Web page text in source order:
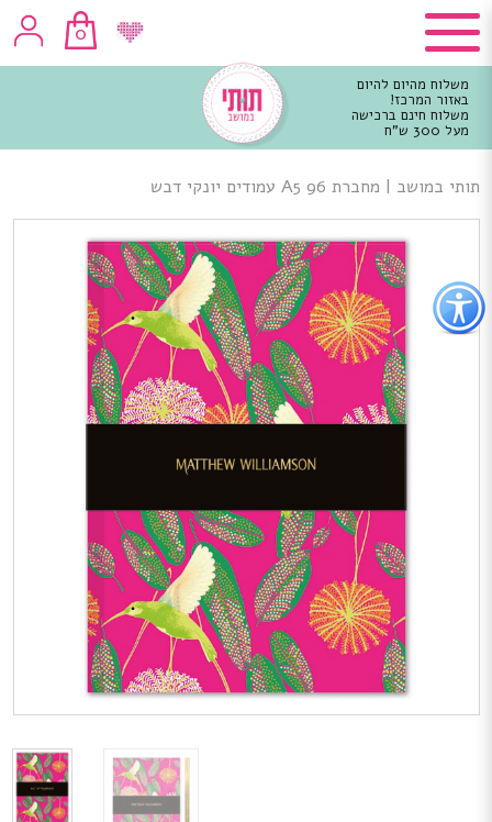
כפתור
לפתיחת
תפריט
נגישות
0
משלוח מהיום להיום
באזור המרכז!
משלוח חינם ברכישה
מעל 300 ש"ח
מרכזי
תותי במושב | מחברת A5 96 עמודים יונקי דבש